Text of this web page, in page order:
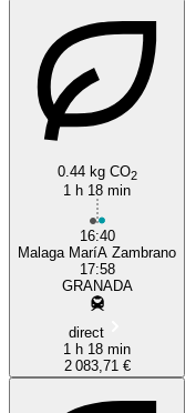
Málaga
0.44 kg CO2
1 h 18 min
16:40
Malaga MaríA Zambrano
17:58
GRANADA
direct
1 h 18 min
2 083,71 €